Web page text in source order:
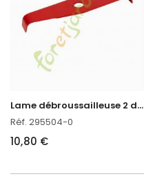
L
ame débroussailleuse 2 dents courbée Oregon réf : 295504-0
Réf. 295504-0
10,80 €